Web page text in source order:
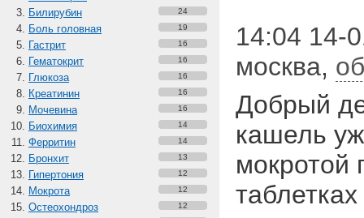
Билирубин 24
Боль головная 19
Гастрит 16
Гематокрит 16
Глюкоза 16
Креатинин 16
Мочевина 16
Биохимия 14
Ферритин 14
Бронхит 13
Гипертония 12
Мокрота 12
Остеохондроз 12
14:04 14-
москва,
Добрый
кашель
мокротой